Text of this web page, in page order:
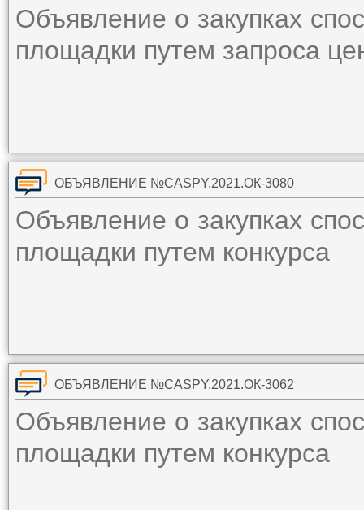
Объявление о закупках
площадки путем запроса
ОБЪЯВЛЕНИЕ №CASPY.2021.ОК-3080
Объявление о закупках
площадки путем конкурса
ОБЪЯВЛЕНИЕ №CASPY.2021.ОК-3062
Объявление о закупках
площадки путем конкурса